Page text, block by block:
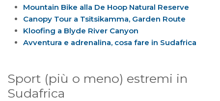
Mountain Bike alla De Hoop Natural Reserve
Canopy Tour a Tsitsikamma, Garden Route
Kloofing a Blyde River Canyon
Avventura e adrenalina, cosa fare in Sudafrica
Sport (più o meno) estremi in
Sudafrica